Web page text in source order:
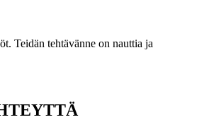
Teidän tehtävänne on nauttia ja